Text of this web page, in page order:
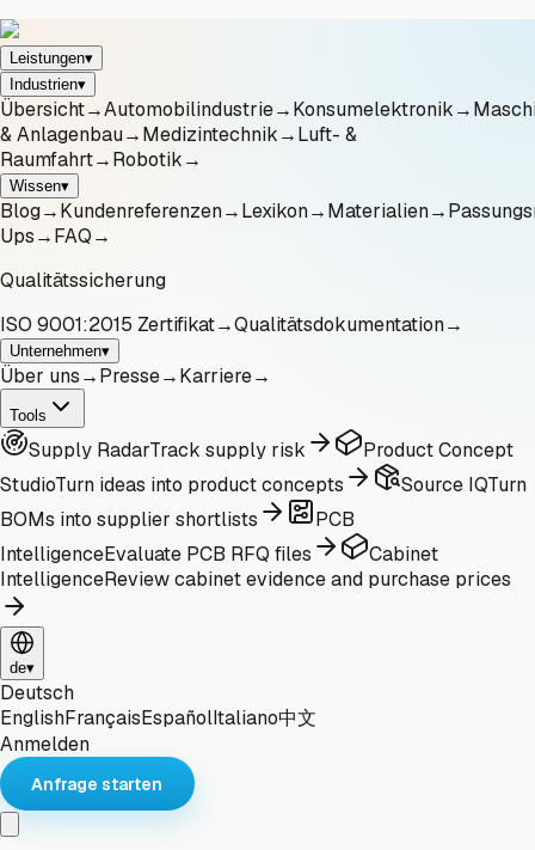
Leistungen▾
Industrien▾
Übersicht→Automobilindustrie→Konsumelektronik→
& Anlagenbau→Medizintechnik→Luft- &
Raumfahrt→Robotik→
Wissen▾
Blog→Kundenreferenzen→Lexikon→Materialien→
Ups→FAQ→
Qualitätssicherung
ISO 9001:2015 Zertifikat→Qualitätsdokumentation→
Unternehmen▾
Über uns→Presse→Karriere→
Tools
Supply RadarTrack supply risk
Product Concept
StudioTurn ideas into product concepts Source IQTurn
BOMs into supplier shortlists
PCB
IntelligenceEvaluate PCB RFQ files
Cabinet
IntelligenceReview cabinet evidence and purchase prices
de▾
Deutsch
EnglishFrançaisEspañolItaliano中文
Anmelden
Anfrage starten